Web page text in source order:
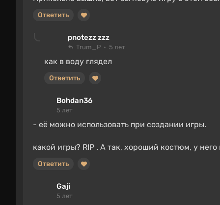
Ответить
pnotezz zzz
Trum_P 5 лет
как в воду глядел
Ответить
Bohdan36
5 лет
- её можно использовать при создании игры.
какой игры? RIP . А так, хороший костюм, у
Ответить
Gaji
5 лет